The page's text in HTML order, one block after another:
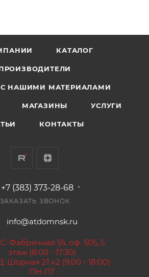
КАТАЛОГ
НАШИМИ МАТЕРИАЛАМИ
МАГАЗИНЫ УСЛУГИ
КОНТАКТЫ
+7 (383) 373-28-68
ЗАКАЗАТЬ ЗВОНОК
info@atdomnsk.ru
Фабричная 55, оф. 505, 5
этаж (8:00 - 17:30)
Шорная 21 к2 (9:00 - 18:00)
ПН-ПТ